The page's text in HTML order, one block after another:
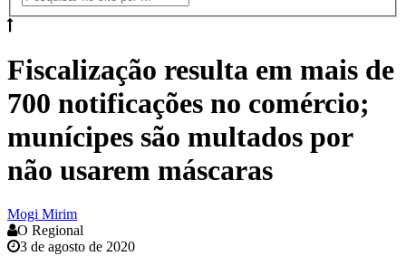
Fiscalização resulta em mais de
700 notificações no comércio;
munícipes são multados por
não usarem máscaras
Mogi Mirim
O Regional
3 de agosto de 2020